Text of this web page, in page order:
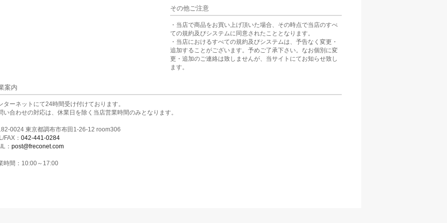
その他ご注意
・当店で商品をお買い上げ頂いた場合、その時点で当店のすべ
ての規約及びシステムに同意されたこととなります。
・当店におけるすべての規約及びシステムは、予告なく変更・
追加することがございます。予めご了承下さい。なお個別に変
更・追加のご連絡は致しませんが、当サイトにてお知らせ致し
ます。
案内
ターネットにて24時間受け付けております。
い合わせの対応は、休業日を除く当店営業時間のみとなります。
0024 東京都調布市布田1-26-12 room306
FAX： 042-441-0284
： post@freconet.com
時間：10:00～17:00